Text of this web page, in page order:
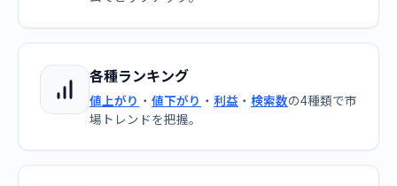
各種ランキング
値上がり ・ 値下がり ・ 利益 ・ 検索数の4種類で市
場トレンドを把握。